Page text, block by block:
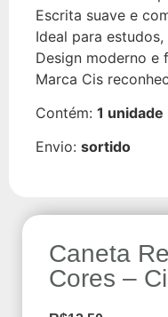
Escrita suave e
Ideal para
Design moderno e
Marca Cis
Contém: 1 unidade
Envio: sortido
Caneta
Cores –